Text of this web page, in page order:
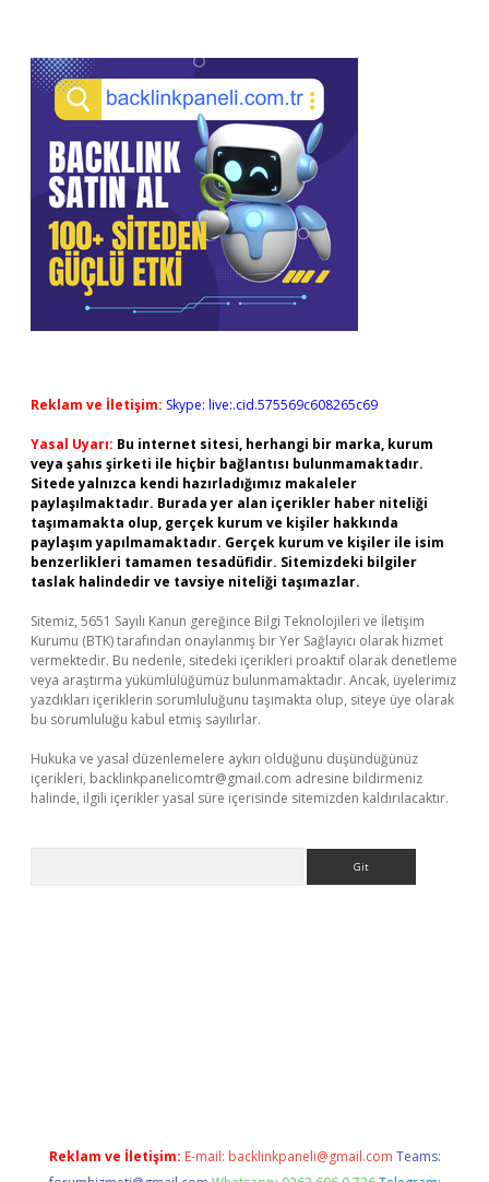
Reklam ve İletişim: Skype: live:.cid.575569c608265c69
Yasal Uyarı: Bu internet sitesi, herhangi bir marka, kurum
veya şahıs şirketi ile hiçbir bağlantısı bulunmamaktadır.
Sitede yalnızca kendi hazırladığımız makaleler
paylaşılmaktadır. Burada yer alan içerikler haber niteliği
taşımamakta olup, gerçek kurum ve kişiler hakkında
paylaşım yapılmamaktadır. Gerçek kurum ve kişiler ile isim
benzerlikleri tamamen tesadüfidir. Sitemizdeki bilgiler
taslak halindedir ve tavsiye niteliği taşımazlar.
Sitemiz, 5651 Sayılı Kanun gereğince Bilgi Teknolojileri ve İletişim
Kurumu (BTK) tarafından onaylanmış bir Yer Sağlayıcı olarak hizmet
vermektedir. Bu nedenle, sitedeki içerikleri proaktif olarak denetleme
veya araştırma yükümlülüğümüz bulunmamaktadır. Ancak, üyelerimiz
yazdıkları içeriklerin sorumluluğunu taşımakta olup, siteye üye olarak
bu sorumluluğu kabul etmiş sayılırlar.
Hukuka ve yasal düzenlemelere aykırı olduğunu düşündüğünüz
içerikleri, backlinkpanelicomtr@gmail.com adresine bildirmeniz
halinde, ilgili içerikler yasal süre içerisinde sitemizden kaldırılacaktır.
Reklam ve İletişim: E-mail: backlinkpaneli@gmail.com Teams: